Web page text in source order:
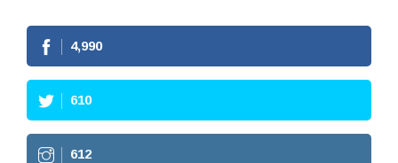
4,990
610
612